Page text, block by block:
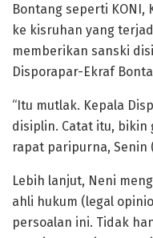
Bontang seperti KONI,
ke kisruhan yang
memberikan sanski
Disporapar-Ekraf
“Itu mutlak. Kepala
disiplin. Catat itu, bikin
rapat paripurna, Senin
Lebih lanjut, Neni
ahli hukum (legal
persoalan ini. Tidak